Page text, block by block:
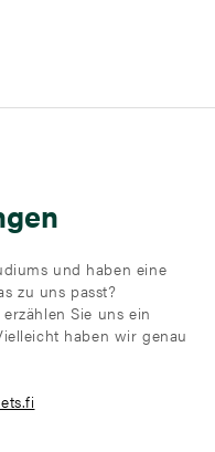
und haben eine
zu uns passt?
Sie uns ein
haben wir genau